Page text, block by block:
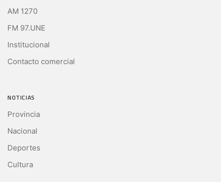
AM 1270
FM 97.UNE
Institucional
Contacto comercial
NOTICIAS
Provincia
Nacional
Deportes
Cultura